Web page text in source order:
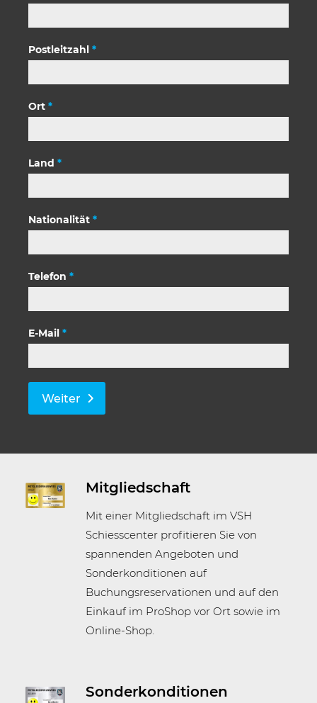
Postleitzahl *
Ort *
Land *
Nationalität *
Telefon *
E-Mail *
Weiter
Mitgliedschaft
Mit einer Mitgliedschaft im VSH
Schiesscenter profitieren Sie von
spannenden Angeboten und
Sonderkonditionen auf
Buchungsreservationen und auf den
Einkauf im ProShop vor Ort sowie im
Online-Shop.
Sonderkonditionen